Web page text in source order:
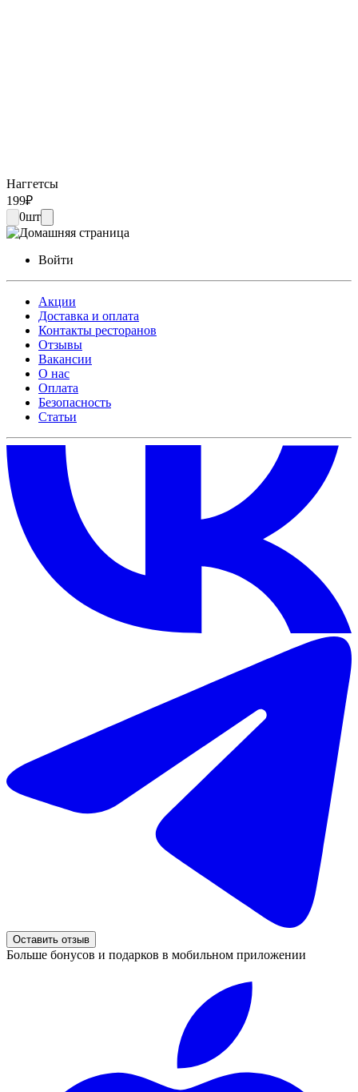
Наггетсы
199₽
0шт
Войти
Акции
Доставка и оплата
Контакты ресторанов
Отзывы
Вакансии
О нас
Оплата
Безопасность
Статьи
Оставить отзыв
Больше бонусов и подарков в мобильном приложении